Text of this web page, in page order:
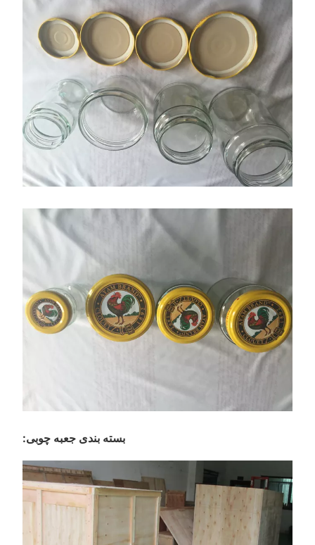
بسته بندی جعبه چوبی: